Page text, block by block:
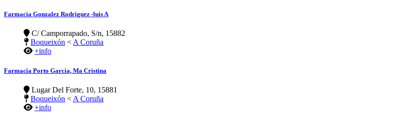
Farmacia Gonzalez Rodriguez -luis A
C/ Camporrapado, S/n, 15882
Boqueixón <A Coruña
+info
Farmacia Porto Garcia, Ma Cristina
Lugar Del Forte, 10, 15881
Boqueixón < A Coruña
+info